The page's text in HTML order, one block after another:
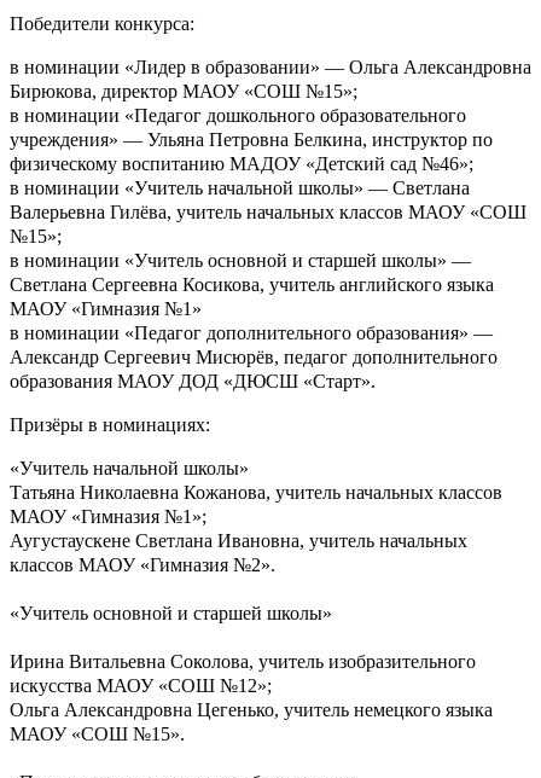
Победители конкурса:
в номинации «Лидер в образовании» — Ольга Александровна
Бирюкова, директор МАОУ «СОШ №15»;
в номинации «Педагог дошкольного образовательного
учреждения» — Ульяна Петровна Белкина, инструктор по
физическому воспитанию МАДОУ «Детский сад №46»;
в номинации «Учитель начальной школы» — Светлана
Валерьевна Гилёва, учитель начальных классов МАОУ «СОШ
№15»;
в номинации «Учитель основной и старшей школы» —
Светлана Сергеевна Косикова, учитель английского языка
МАОУ «Гимназия №1»
в номинации «Педагог дополнительного образования» —
Александр Сергеевич Мисюрёв, педагог дополнительного
образования МАОУ ДОД «ДЮСШ «Старт».
Призёры в номинациях:
«Учитель начальной школы»
Татьяна Николаевна Кожанова, учитель начальных классов
МАОУ «Гимназия №1»;
Аугустаускене Светлана Ивановна, учитель начальных
классов МАОУ «Гимназия №2».
«Учитель основной и старшей школы»
Ирина Витальевна Соколова, учитель изобразительного
искусства МАОУ «СОШ №12»;
Ольга Александровна Цегенько, учитель немецкого языка
МАОУ «СОШ №15».